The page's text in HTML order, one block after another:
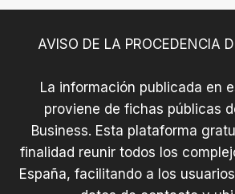
AVISO DE LA PROCEDENCIA
La información publicada en
proviene de fichas públicas
Business. Esta plataforma
finalidad reunir todos los
España, facilitando a los